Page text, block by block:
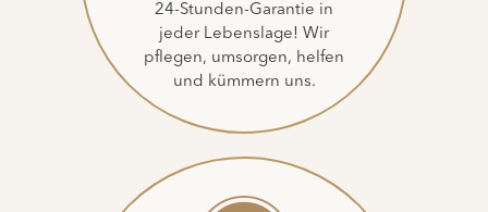
24-Stunden-Garantie in
jeder Lebenslage! Wir
pflegen, umsorgen, helfen
und kümmern uns.